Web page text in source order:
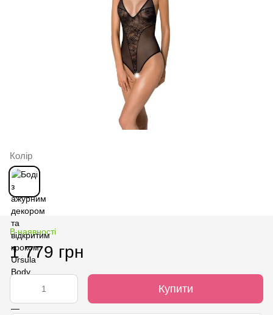
Колір
В наявності
1 779 грн
Купити